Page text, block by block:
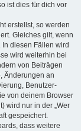
ist dies für dich vor
erstellst, so werden
Gleiches gilt, wenn
diesen Fällen wird
wird weiterhin bei
von Beiträgen
Änderungen an
Benutzer-
von deinem Browser
wird nur in der „Wer
gespeichert.
dass weitere